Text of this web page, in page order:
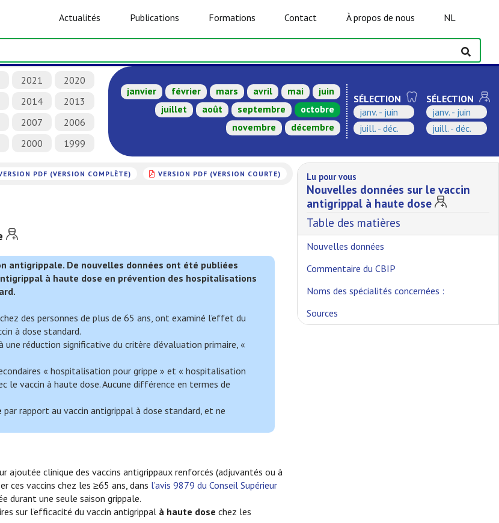
Actualités Publications Formations Contact À propos de nous NL
2021
2020
2014
2013
2007
2006
2000 1999
janvier février mars avril mai
juin
juillet
août septembre
octobre
novembre
décembre
SÉLECTION
janv. - juin
juill. - déc.
SÉLECTION
janv. - juin
juill. - déc.
PDF (VERSION COMPLÈTE) VERSION PDF (VERSION COURTE)
antigrippale. De nouvelles données ont été publiées
à haute dose en prévention des hospitalisations
des personnes de plus de 65 ans, ont examiné l'effet du
à dose standard.
réduction significative du critère d'évaluation primaire, «
« hospitalisation pour grippe » et « hospitalisation
le vaccin à haute dose. Aucune différence en termes de
par rapport au vaccin antigrippal à dose standard, et ne
ajoutée clinique des vaccins antigrippaux renforcés (adjuvantés ou à
ces vaccins chez les ≥65 ans, dans l’avis 9879 du Conseil Supérieur
durant une seule saison grippale.
sur l’efficacité du vaccin antigrippal à haute dose chez les
Lu pour vous
Nouvelles données sur le vaccin
antigrippal à haute dose
Table des matières
Nouvelles données
Commentaire du CBIP
Noms des spécialités concernées :
Sources